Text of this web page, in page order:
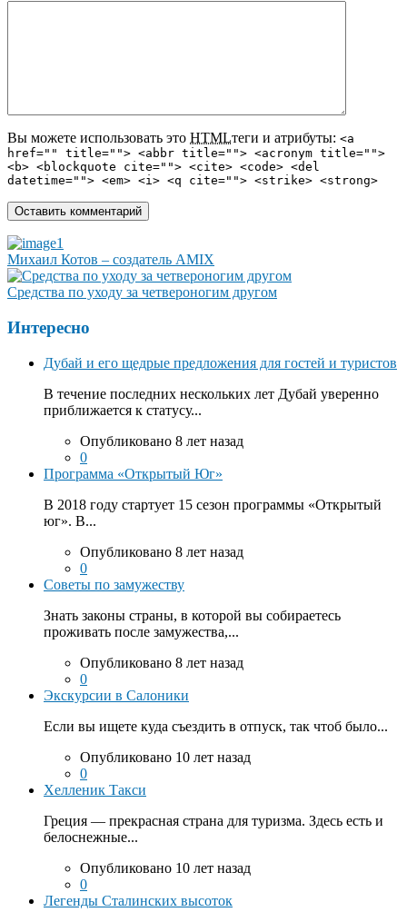
Вы можете использовать это HTMLтеги и атрибуты: <a
href="" title=""> <abbr title=""> <acronym title="">
<b> <blockquote cite=""> <cite> <code> <del
datetime=""> <em> <i> <q cite=""> <strike> <strong>
Михаил Котов – создатель AMIX
Средства по уходу за четвероногим другом
Интересно
Дубай и его щедрые предложения для гостей и туристов
В течение последних нескольких лет Дубай уверенно
приближается к статусу...
Опубликовано 8 лет назад
0
Программа «Открытый Юг»
В 2018 году стартует 15 сезон программы «Открытый
юг». В...
Опубликовано 8 лет назад
0
Советы по замужеству
Знать законы страны, в которой вы собираетесь
проживать после замужества,...
Опубликовано 8 лет назад
0
Экскурсии в Салоники
Если вы ищете куда съездить в отпуск, так чтоб было...
Опубликовано 10 лет назад
0
Хелленик Такси
Греция — прекрасная страна для туризма. Здесь есть и
белоснежные...
Опубликовано 10 лет назад
0
Легенды Сталинских высоток